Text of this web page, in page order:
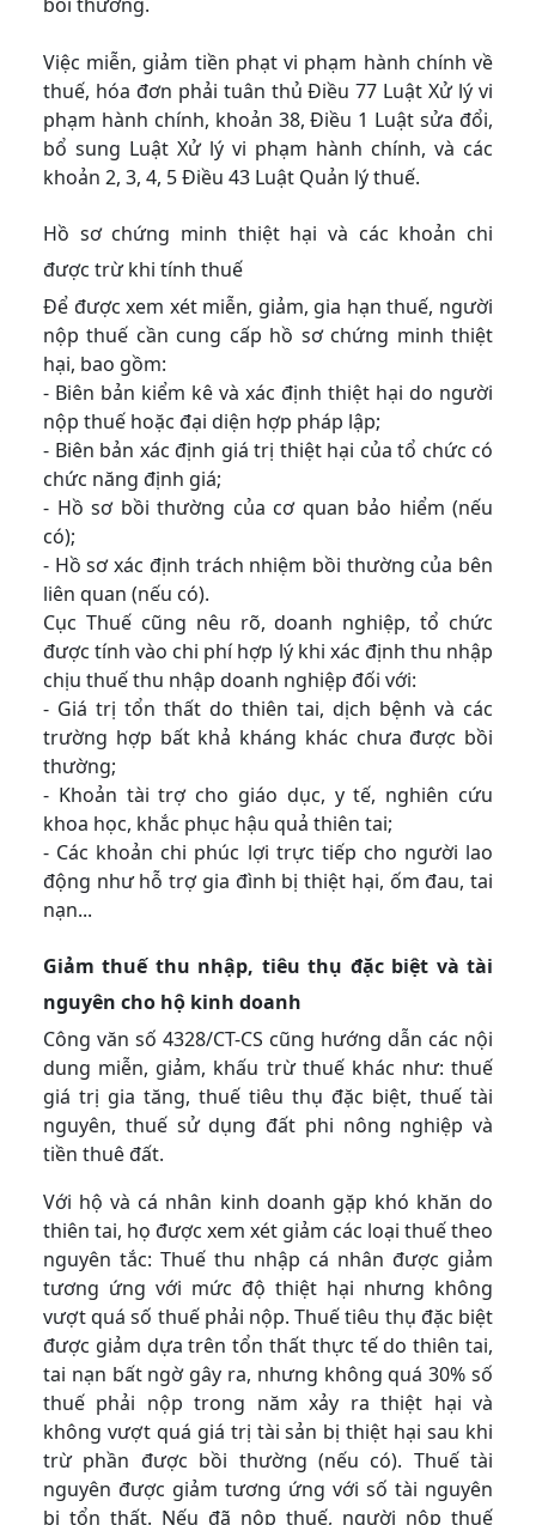
Việc miễn, giảm tiền phạt vi phạm hành chính về
thuế, hóa đơn phải tuân thủ Điều 77 Luật Xử lý vi
phạm hành chính, khoản 38, Điều 1 Luật sửa đổi,
bổ sung Luật Xử lý vi phạm hành chính, và các
khoản 2, 3, 4, 5 Điều 43 Luật Quản lý thuế.
Hồ sơ chứng minh thiệt hại và các khoản chi
được trừ khi tính thuế
Để được xem xét miễn, giảm, gia hạn thuế, người
nộp thuế cần cung cấp hồ sơ chứng minh thiệt
hại, bao gồm:
- Biên bản kiểm kê và xác định thiệt hại do người
nộp thuế hoặc đại diện hợp pháp lập;
- Biên bản xác định giá trị thiệt hại của tổ chức có
chức năng định giá;
- Hồ sơ bồi thường của cơ quan bảo hiểm (nếu
có);
- Hồ sơ xác định trách nhiệm bồi thường của bên
liên quan (nếu có).
Cục Thuế cũng nêu rõ, doanh nghiệp, tổ chức
được tính vào chi phí hợp lý khi xác định thu nhập
chịu thuế thu nhập doanh nghiệp đối với:
- Giá trị tổn thất do thiên tai, dịch bệnh và các
trường hợp bất khả kháng khác chưa được bồi
thường;
- Khoản tài trợ cho giáo dục, y tế, nghiên cứu
khoa học, khắc phục hậu quả thiên tai;
- Các khoản chi phúc lợi trực tiếp cho người lao
động như hỗ trợ gia đình bị thiệt hại, ốm đau, tai
nạn...
Giảm thuế thu nhập, tiêu thụ đặc biệt và tài
nguyên cho hộ kinh doanh
Công văn số 4328/CT-CS cũng hướng dẫn các nội
dung miễn, giảm, khấu trừ thuế khác như: thuế
giá trị gia tăng, thuế tiêu thụ đặc biệt, thuế tài
nguyên, thuế sử dụng đất phi nông nghiệp và
tiền thuê đất.
Với hộ và cá nhân kinh doanh gặp khó khăn do
thiên tai, họ được xem xét giảm các loại thuế theo
nguyên tắc: Thuế thu nhập cá nhân được giảm
tương ứng với mức độ thiệt hại nhưng không
vượt quá số thuế phải nộp. Thuế tiêu thụ đặc biệt
được giảm dựa trên tổn thất thực tế do thiên tai,
tai nạn bất ngờ gây ra, nhưng không quá 30% số
thuế phải nộp trong năm xảy ra thiệt hại và
không vượt quá giá trị tài sản bị thiệt hại sau khi
trừ phần được bồi thường (nếu có). Thuế tài
nguyên được giảm tương ứng với số tài nguyên
bị tổn thất. Nếu đã nộp thuế, người nộp thuế